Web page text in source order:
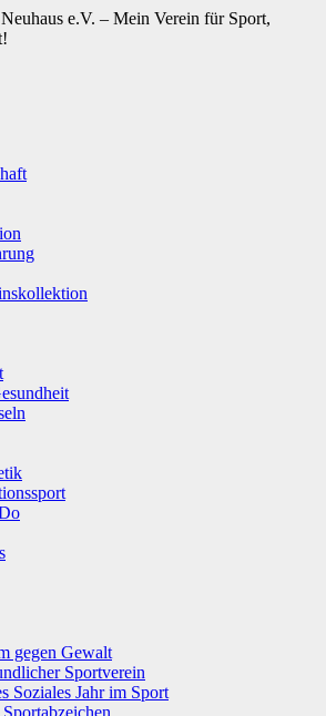
e.V. – Mein Verein für Sport,
gegen Gewalt
Sportverein
Soziales Jahr im Sport